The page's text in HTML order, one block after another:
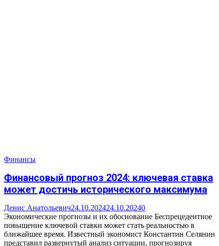
Финансы
Финансовый прогноз 2024: ключевая ставка
может достичь исторического максимума
Денис Анатольевич24.10.202424.10.20240
Экономические прогнозы и их обоснование Беспрецедентное
повышение ключевой ставки может стать реальностью в
ближайшее время. Известный экономист Константин Селянин
представил развернутый анализ ситуации, прогнозируя